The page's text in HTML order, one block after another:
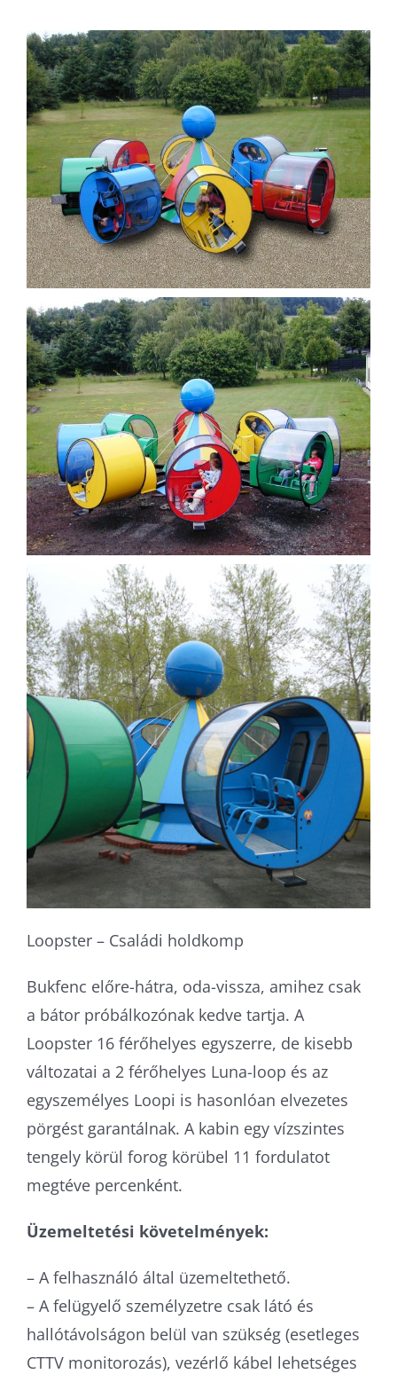
Loopster – Családi holdkomp
Bukfenc előre-hátra, oda-vissza, amihez csak
a bátor próbálkozónak kedve tartja. A
Loopster 16 férőhelyes egyszerre, de kisebb
változatai a 2 férőhelyes Luna-loop és az
egyszemélyes Loopi is hasonlóan elvezetes
pörgést garantálnak. A kabin egy vízszintes
tengely körül forog körübel 11 fordulatot
megtéve percenként.
Üzemeltetési követelmények:
– A felhasználó által üzemeltethető.
– A felügyelő személyzetre csak látó és
hallótávolságon belül van szükség (esetleges
CTTV monitorozás), vezérlő kábel lehetséges